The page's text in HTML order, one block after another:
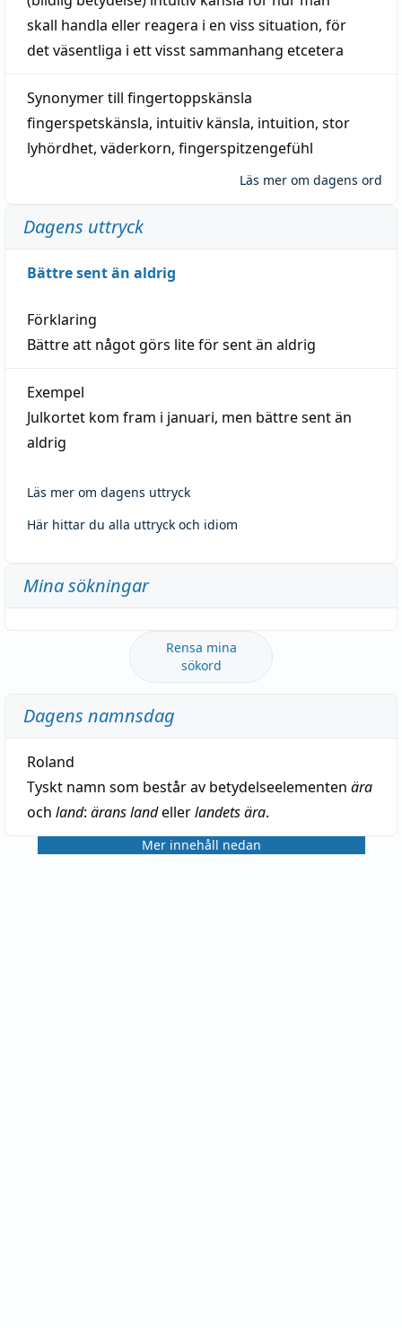
skall handla eller reagera i en viss situation, för
det väsentliga i ett visstsammanhang etcetera
Synonymer till fingertoppskänsla
fingerspetskänsla, intuitiv känsla, intuition, stor
lyhördhet, väderkorn, fingerspitzengefühl
Läs mer om dagens ord
Dagens uttryck
Bättre sent än aldrig
Förklaring
Bättre att något görs lite för sent än aldrig
Exempel
Julkortet kom fram i januari, men bättre sent än
aldrig
Läs mer om dagens uttryck
Här hittar du alla uttryck och idiom
Mina sökningar
Rensa mina
sökord
Dagens namnsdag
Roland
Tyskt namn som består av betydelseelementen ära
och land: ärans landellerlandets ära.
Mer innehåll nedan